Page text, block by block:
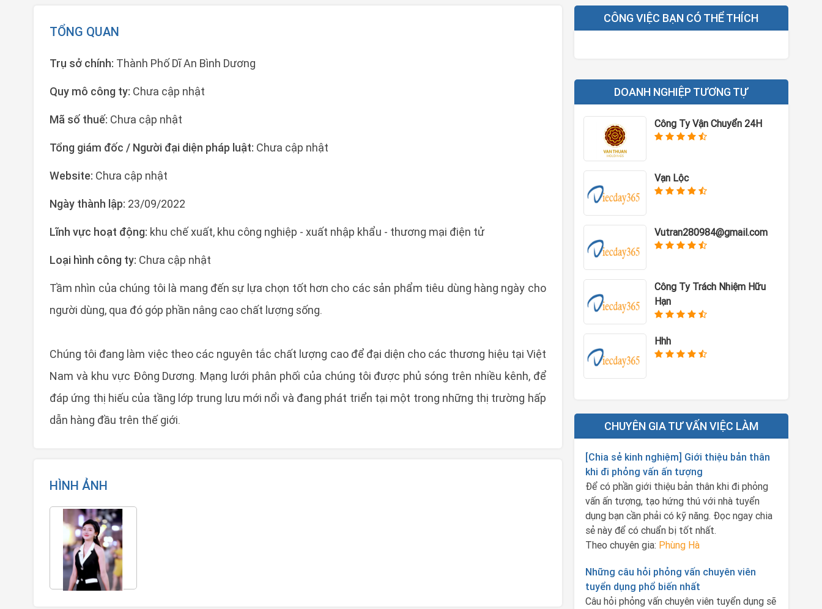
TỔNG QUAN
Trụ sở chính: Thành Phố Dĩ An Bình Dương
Quy mô công ty: Chưa cập nhật
Mã số thuế: Chưa cập nhật
Tổng giám đốc / Người đại diện pháp luật: Chưa cập nhật
Website: Chưa cập nhật
Ngày thành lập: 23/09/2022
Lĩnh vực hoạt động: khu chế xuất, khu công nghiệp - xuất nhập khẩu - thương mại điện tử
Loại hình công ty: Chưa cập nhật
Tầm nhìn của chúng tôi là mang đến sự lựa chọn tốt hơn cho các sản phẩm tiêu dùng hàng ngày cho
người dùng, qua đó góp phần nâng cao chất lượng sống.
Chúng tôi đang làm việc theo các nguyên tắc chất lượng cao để đại diện cho các thương hiệu tại Việt
Nam và khu vực Đông Dương. Mạng lưới phân phối của chúng tôi được phủ sóng trên nhiều kênh, để
đáp ứng thị hiếu của tầng lớp trung lưu mới nổi và đang phát triển tại một trong những thị trường hấp
dẫn hàng đầu trên thế giới.
HÌNH ẢNH
CÔNG VIỆC BẠN CÓ THỂ THÍCH
DOANH NGHIỆP TƯƠNG TỰ
Công Ty Vận Chuyển 24H
Vạn Lộc
Vutran280984@gmail.com
Công Ty Trách Nhiệm Hữu
Hạn
Hhh
CHUYÊN GIA TƯ VẤN VIỆC LÀM
[Chia sẻ kinh nghiệm] Giới thiệu bản thân
khi đi phỏng vấn ấn tượng
Để có phần giới thiệu bản thân khi đi phỏng
vấn ấn tượng, tạo hứng thú với nhà tuyển
dụng bạn cần phải có kỹ năng. Đọc ngay chia
sẻ này để có chuẩn bị tốt nhất.
Theo chuyên gia: Phùng Hà
Những câu hỏi phỏng vấn chuyên viên
tuyển dụng phổ biến nhất
Câu hỏi phỏng vấn chuyên viên tuyển dụng sẽ